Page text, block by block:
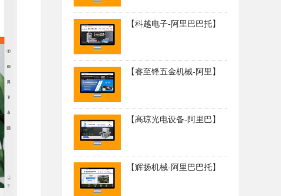
【科越电子-阿里巴巴托】
【睿至锋五金机械-阿里】
【高琼光电设备-阿里巴】
【辉扬机械-阿里巴巴托】